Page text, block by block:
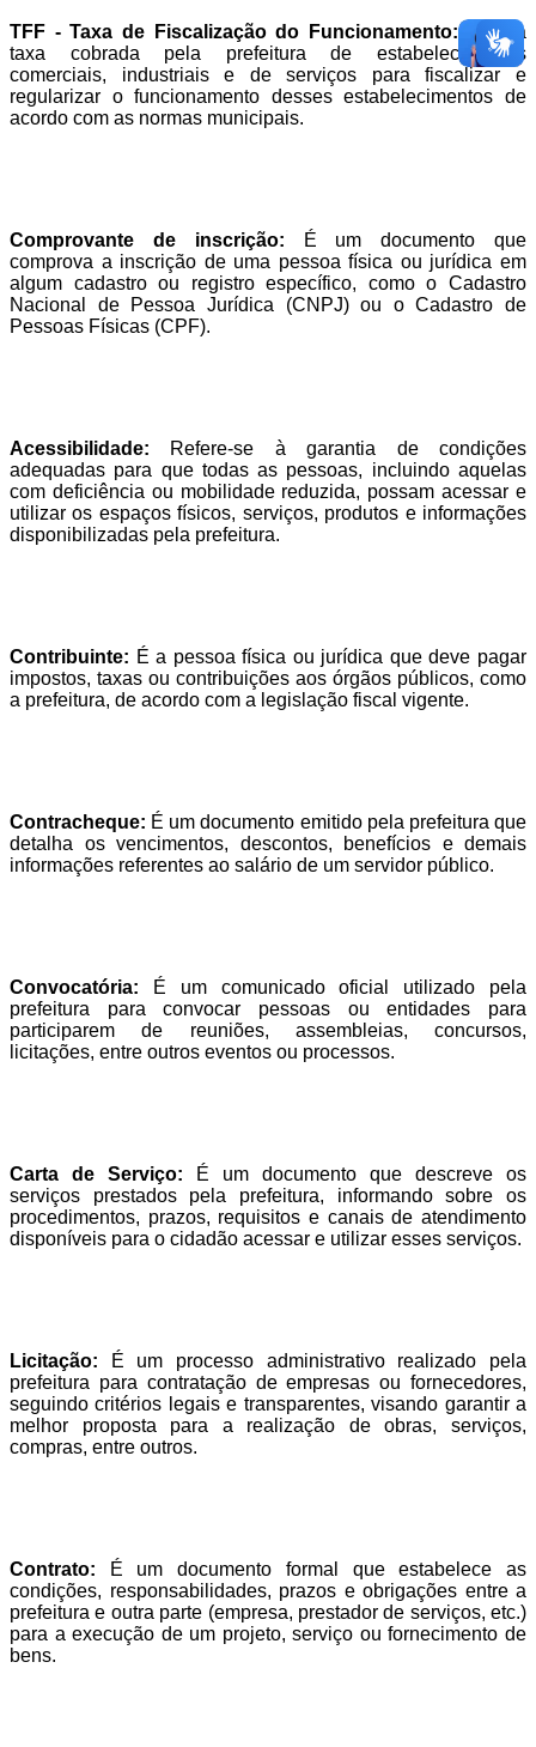
TFF - Taxa de Fiscalização do Funcionamento:É uma
taxa cobrada pela prefeitura de estabelecimentos
comerciais, industriais e de serviços para fiscalizar e
regularizar o funcionamento desses estabelecimentos de
acordo com as normas municipais.
Comprovante de inscrição: É um documento que
comprova a inscrição de uma pessoa física ou jurídica em
algum cadastro ou registro específico, como o Cadastro
Nacional de Pessoa Jurídica (CNPJ) ou o Cadastro de
Pessoas Físicas (CPF).
Acessibilidade: Refere-se à garantia de condições
adequadas para que todas as pessoas, incluindo aquelas
com deficiência ou mobilidade reduzida, possam acessar e
utilizar os espaços físicos, serviços, produtos e informações
disponibilizadas pela prefeitura.
Contribuinte: É a pessoa física ou jurídica que deve pagar
impostos, taxas ou contribuições aos órgãos públicos, como
a prefeitura, de acordo com a legislação fiscal vigente.
Contracheque: É um documento emitido pela prefeitura que
detalha os vencimentos, descontos, benefícios e demais
informações referentes ao salário de um servidor público.
Convocatória: É um comunicado oficial utilizado pela
prefeitura para convocar pessoas ou entidades para
participarem de reuniões, assembleias, concursos,
licitações, entre outros eventos ou processos.
Carta de Serviço: É um documento que descreve os
serviços prestados pela prefeitura, informando sobre os
procedimentos, prazos, requisitos e canais de atendimento
disponíveis para o cidadão acessar e utilizar esses serviços.
Licitação: É um processo administrativo realizado pela
prefeitura para contratação de empresas ou fornecedores,
seguindo critérios legais e transparentes, visando garantir a
melhor proposta para a realização de obras, serviços,
compras, entre outros.
Contrato: É um documento formal que estabelece as
condições, responsabilidades, prazos e obrigações entre a
prefeitura e outra parte (empresa, prestador de serviços, etc.)
para a execução de um projeto, serviço ou fornecimento de
bens.